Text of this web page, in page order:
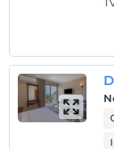
Politiques de